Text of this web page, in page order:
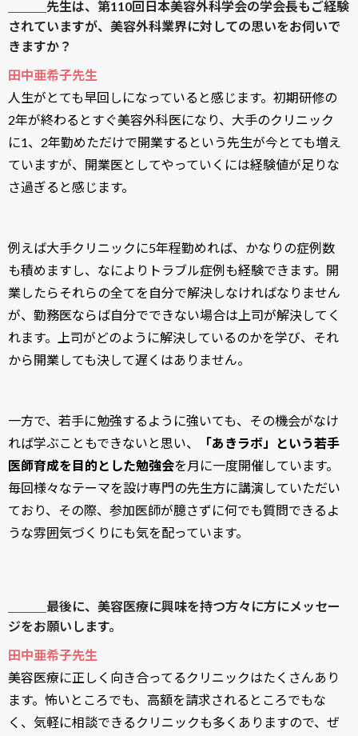
＿＿＿先生は、第110回日本美容外科学会の学会長もご経験
されていますが、美容外科業界に対しての思いをお伺いで
きますか？
田中亜希子先生
人生がとても早回しになっていると感じます。初期研修の
2年が終わるとすぐ美容外科医になり、大手のクリニック
に1、2年勤めただけで開業するという先生が今とても増え
ていますが、開業医としてやっていくには経験値が足りな
さ過ぎると感じます。
例えば大手クリニックに5年程勤めれば、かなりの症例数
も積めますし、なによりトラブル症例も経験できます。開
業したらそれらの全てを自分で解決しなければなりません
が、勤務医ならば自分でできない場合は上司が解決してく
れます。上司がどのように解決しているのかを学び、それ
から開業しても決して遅くはありません。
一方で、若手に勉強するように強いても、その機会がなけ
れば学ぶこともできないと思い、
「あきラボ」という若手
医師育成を目的とした勉強会を月に一度開催しています。
毎回様々なテーマを設け専門の先生方に講演していただい
ており、その際、参加医師が臆さずに何でも質問できるよ
うな雰囲気づくりにも気を配っています。
＿＿＿最後に、美容医療に興味を持つ方々に方にメッセー
ジをお願いします。
田中亜希子先生
美容医療に正しく向き合ってるクリニックはたくさんあり
ます。怖いところでも、高額を請求されるところでもな
く、気軽に相談できるクリニックも多くありますので、ぜ